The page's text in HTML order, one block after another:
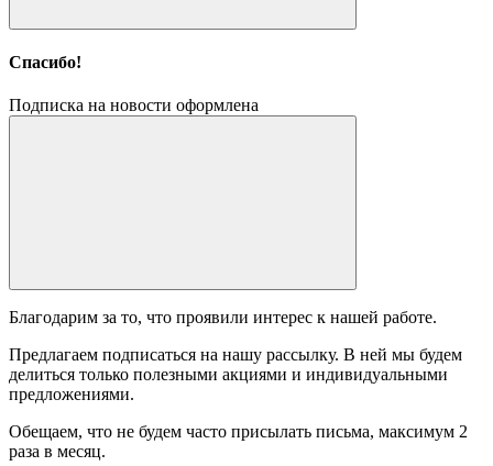
Спасибо!
Подписка на новости оформлена
Благодарим за то, что проявили интерес к нашей работе.
Предлагаем подписаться на нашу рассылку. В ней мы будем
делиться только полезными акциями и индивидуальными
предложениями.
Обещаем, что не будем часто присылать письма, максимум 2
раза в месяц.